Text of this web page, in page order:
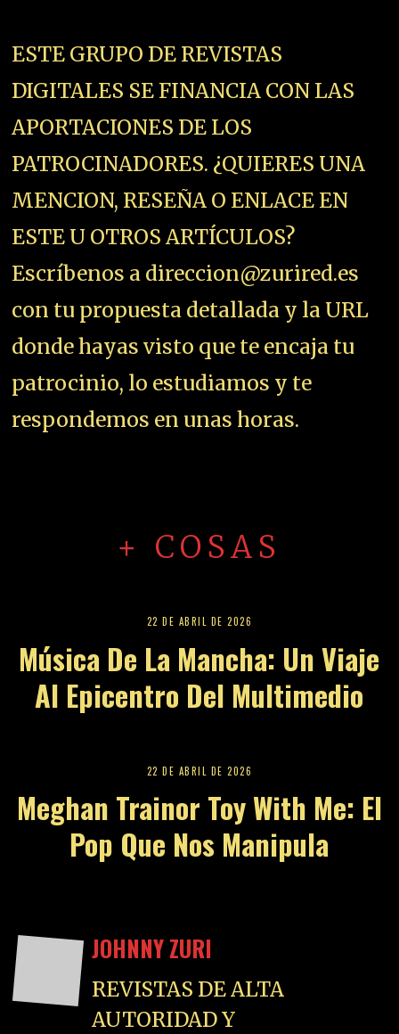
ESTE GRUPO DE REVISTAS
DIGITALES SE FINANCIA CON LAS
APORTACIONES DE LOS
PATROCINADORES. ¿QUIERES UNA
MENCION, RESEÑA O ENLACE EN
ESTE U OTROS ARTÍCULOS?
Escríbenos a direccion@zurired.es
con tu propuesta detallada y la URL
donde hayas visto que te encaja tu
patrocinio, lo estudiamos y te
respondemos en unas horas.
+ COSAS
22 DE ABRIL DE 2026
Música De La Mancha: Un Viaje
Al Epicentro Del Multimedio
22 DE ABRIL DE 2026
Meghan Trainor Toy With Me: El
Pop Que Nos Manipula
JOHNNY ZURI
REVISTAS DE ALTA
AUTORIDAD Y